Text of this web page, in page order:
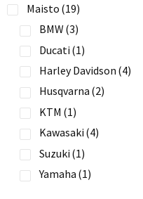
Maisto (19)
BMW (3)
Ducati (1)
Harley Davidson (4)
Husqvarna (2)
KTM (1)
Kawasaki (4)
Suzuki (1)
Yamaha (1)